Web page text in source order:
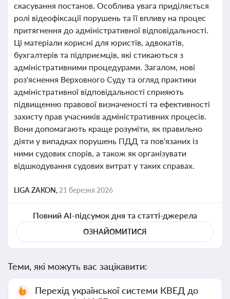
скасування постанов. Особлива увага приділяється
ролі відеофіксації порушень та її впливу на процес
притягнення до адміністративної відповідальності.
Ці матеріали корисні для юристів, адвокатів,
бухгалтерів та підприємців, які стикаються з
адміністративними процедурами. Загалом, нові
роз'яснення Верховного Суду та огляд практики
адміністративної відповідальності сприяють
підвищенню правової визначеності та ефективності
захисту прав учасників адміністративних процесів.
Вони допомагають краще розуміти, як правильно
діяти у випадках порушень ПДД та пов'язаних із
ними судових спорів, а також як організувати
відшкодування судових витрат у таких справах.
LIGA ZAKON, 21 березня 2026
Повний AI-підсумок дня та статті-джерела
ОЗНАЙОМИТИСЯ
Теми, які можуть вас зацікавити:
Перехід української системи КВЕД до